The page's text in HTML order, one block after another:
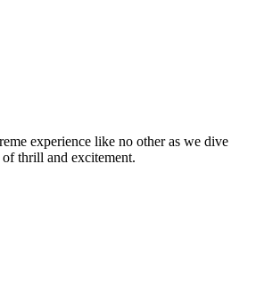
experience like no other as we dive
thrill and excitement.